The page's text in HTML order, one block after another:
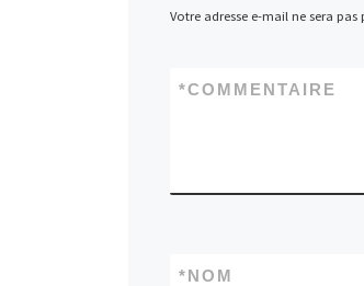
Votre adresse e-mail ne sera pas
COMMENTAIRE
*
NOM
*